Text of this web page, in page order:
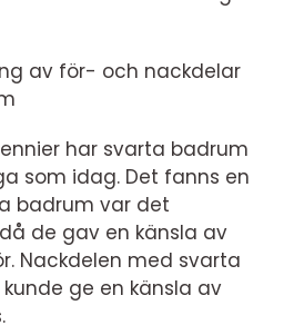
av för- och nackdelar
har svarta badrum
som idag. Det fanns en
badrum var det
de gav en känsla av
Nackdelen med svarta
ge en känsla av